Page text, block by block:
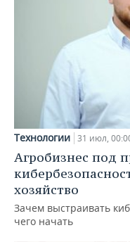
Технологии 31 июл,
Агробизнес под
хозяйство
Зачем выстраивать
чего начать